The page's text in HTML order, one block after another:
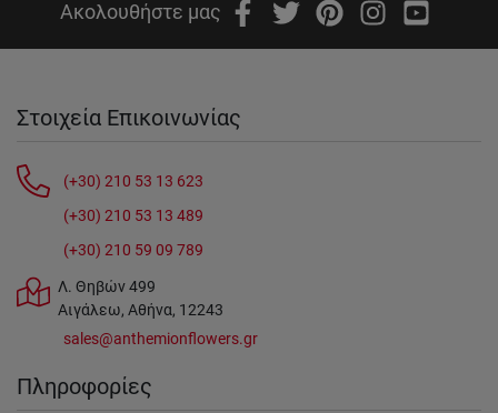
Ακολουθήστε μας
Στοιχεία Επικοινωνίας
(+30) 210 53 13 623
(+30) 210 53 13 489
(+30) 210 59 09 789
Λ. Θηβών 499
Αιγάλεω, Αθήνα, 12243
sales@anthemionflowers.gr
Πληροφορίες